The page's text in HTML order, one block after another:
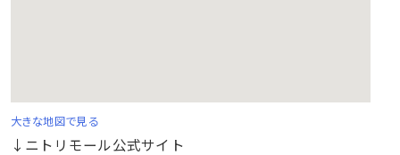
大きな地図で見る
↓ニトリモール公式サイト